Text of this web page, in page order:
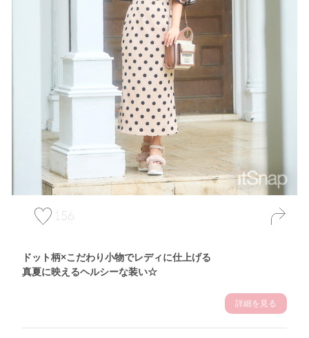
156
ドット柄×こだわり小物でレディに仕上げる
真夏に映えるヘルシーな装い☆
詳細を見る